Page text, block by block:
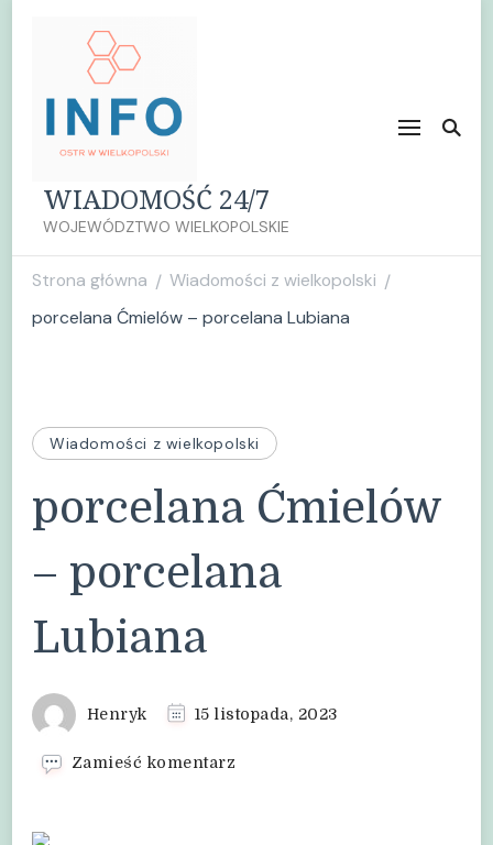
WIADOMOŚĆ 24/7
WOJEWÓDZTWO WIELKOPOLSKIE
Strona główna / Wiadomości z wielkopolski /
porcelana Ćmielów – porcelana Lubiana
Wiadomości z wielkopolski
porcelana Ćmielów
– porcelana
Lubiana
Henryk 15 listopada, 2023
Zamieść komentarz